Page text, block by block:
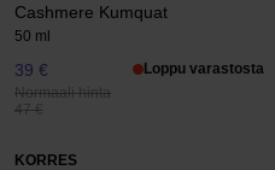
Cashmere Kumquat
50 ml
39 €
Normaali hinta
47 €
Loppu varastosta
KORRES